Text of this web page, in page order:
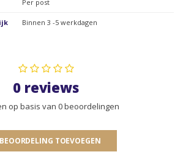
Per post
Binnen 3 -5 werkdagen
0 reviews
op basis van 0 beoordelingen
TOEVOEGEN